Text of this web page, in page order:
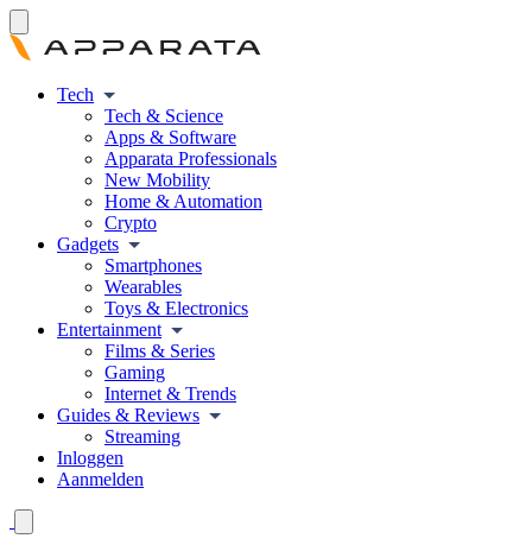
Tech
Tech & Science
Apps & Software
Apparata Professionals
New Mobility
Home & Automation
Crypto
Gadgets
Smartphones
Wearables
Toys & Electronics
Entertainment
Films & Series
Gaming
Internet & Trends
Guides & Reviews
Streaming
Inloggen
Aanmelden